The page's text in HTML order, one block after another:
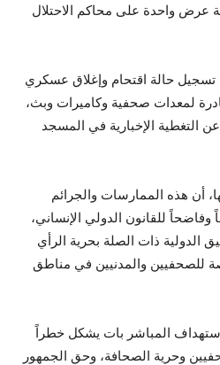
عرض واحدة على محاكم الاحتلال
حالة اقتحام وإغلاق عسكري
لمعدات صحفية وكاميرات وبث،
التغطية الإخبارية في المسجد
أن هذه الممارسات والجرائم
للقانون الدولي الإنساني،
الدولية ذات الصلة بحرية الرأي
للصحفيين والمدنيين في مناطق
المباشر بات يشكل خطراً
وحرية الصحافة، وحق الجمهور